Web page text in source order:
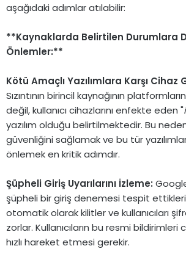
aşağıdaki adımlar atılabilir:
**Kaynaklarda Belirtilen Durumlara
Önlemler:**
Kötü Amaçlı Yazılımlara Karşı Cihaz
Sızıntının birincil kaynağının
değil, kullanıcı cihazlarını enfekte eden "
yazılım olduğu belirtilmektedir. Bu
güvenliğini sağlamak ve bu tür
önlemek en kritik adımdır.
Şüpheli Giriş Uyarılarını İzleme:
şüpheli bir giriş denemesi tespit
otomatik olarak kilitler ve kullanıcıları
zorlar. Kullanıcıların bu resmi bildirimleri
hızlı hareket etmesi gerekir.